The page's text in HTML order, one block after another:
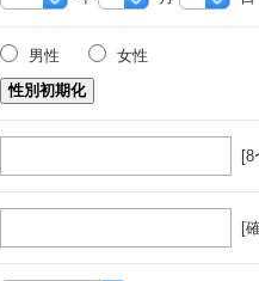
男性
女性
性別初期化
[8
[